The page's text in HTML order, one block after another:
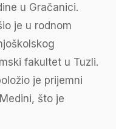
u Gračanici.
je u rodnom
fakultet u Tuzli.
je prijemni
što je